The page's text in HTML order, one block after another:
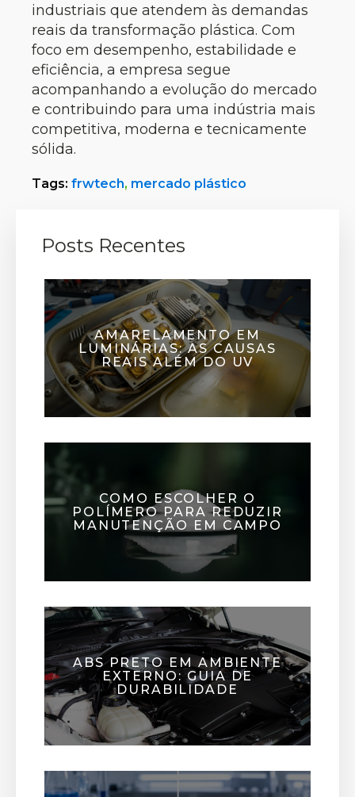
industriais que atendem às demandas
reais da transformação plástica. Com
foco em desempenho, estabilidade e
eficiência, a empresa segue
acompanhando a evolução do mercado
e contribuindo para uma indústria mais
competitiva, moderna e tecnicamente
sólida.
Tags: frwtech, mercado plástico
Posts Recentes
AMARELAMENTO EM
LUMINÁRIAS: AS CAUSAS
REAIS ALÉM DO UV
COMO ESCOLHER O
POLÍMERO PARA REDUZIR
MANUTENÇÃO EM CAMPO
ABS PRETO EM AMBIENTE
EXTERNO: GUIA DE
DURABILIDADE